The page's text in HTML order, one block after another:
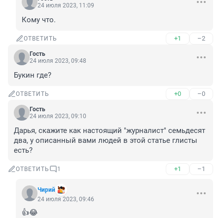
24 июля 2023, 11:09
Кому что.
ОТВЕТИТЬ +1 –2
Гость
24 июля 2023, 09:48
Букин где?
ОТВЕТИТЬ +0 –0
Гость
24 июля 2023, 09:10
Дарья, скажите как настоящий "журналист" семьдесят
два, у описанный вами людей в этой статье глисты
есть?
ОТВЕТИТЬ 1 +1 –1
Чирий
24 июля 2023, 09:46
👍😂